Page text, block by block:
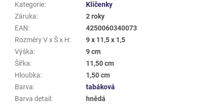
Kategorie:
Klíčenky
Záruka:
2 roky
EAN:
4250060340073
Rozměry V x Š x H:
9 x 11,5 x 1,5
Výška:
9 cm
Šířka:
11,50 cm
Hloubka:
1,50 cm
Barva:
tabáková
Barva detail :
hnědá